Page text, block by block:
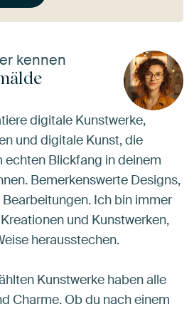
kennen
digitale Kunstwerke,
und digitale Kunst, die
echten Blickfang in deinem
Bemerkenswerte Designs,
Ich bin immer
und Kunstwerken,
herausstechen.
Kunstwerke haben alle
Charme. Ob du nach einem